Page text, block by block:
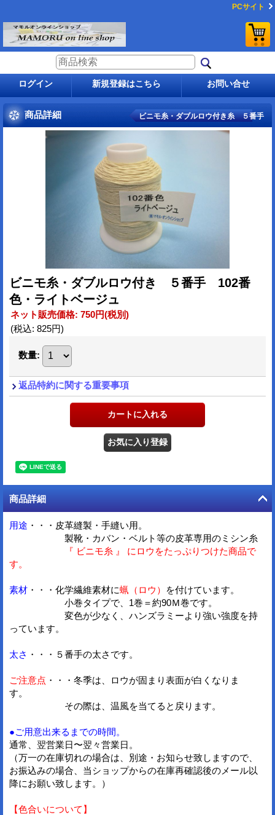
PCサイト
ログイン 新規登録はこちら お問い合せ
商品詳細 ビニモ糸・ダブルロウ付き糸 ５番手
ビニモ糸・ダブルロウ付き ５番手 102番
色・ライトベージュ
ネット販売価格: 750円(税別)
(税込: 825円)
数量:
返品特約に関する重要事項
商品詳細
用途 ・・・皮革縫製・手縫い用。
製靴・カバン・ベルト等の皮革専用のミシン糸
『 ビニモ糸 』 にロウをたっぷりつけた商品で
す。
素材 ・・・化学繊維素材に蝋（ロウ）
を付けています。
小巻タイプで、1巻＝約90Ｍ巻です。
変色が少なく、ハンズラミーより強い強度を持
っています。
太さ ・・・５番手の太さです。
ご注意点 ・・・冬季は、ロウが固まり表面が白くなりま
す。
その際は、温風を当てると戻ります。
●ご用意出来るまでの時間。
通常、翌営業日〜翌々営業日。
（万一の在庫切れの場合は、別途・お知らせ致しますので、
お振込みの場合、当ショップからの在庫再確認後のメール以
降にお願い致します。）
【色合いについて】